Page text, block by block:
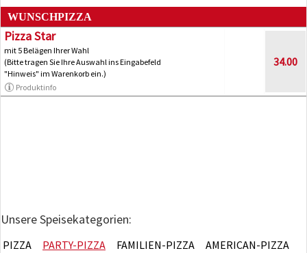
WUNSCHPIZZA
Pizza Star
mit 5 Belägen Ihrer Wahl
(Bitte tragen Sie Ihre Auswahl ins Eingabefeld
"Hinweis" im Warenkorb ein.)
Produktinfo
34.00
Unsere Speisekategorien:
PIZZA PARTY-PIZZA FAMILIEN-PIZZA
AMERICAN-PIZZA